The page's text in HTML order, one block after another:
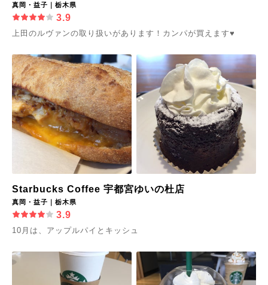
真岡・益子｜栃木県
3.9
上田のルヴァンの取り扱いがあります！カンパが買えます♥︎
Starbucks Coffee 宇都宮ゆいの杜店
真岡・益子｜栃木県
3.9
10月は、アップルパイとキッシュ